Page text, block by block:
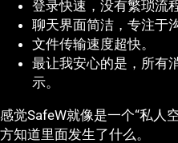
登录快速，没有繁琐流程
聊天界面简洁，专注于
文件传输速度超快。
最让我安心的是，所有
示。
感觉SafeW就像是一个“私人
方知道里面发生了什么。